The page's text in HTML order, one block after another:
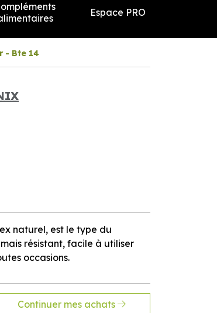
Espace PRO
- Bte 14
naturel, est le type du
résistant, facile à utiliser
occasions.
Continuer mes achats